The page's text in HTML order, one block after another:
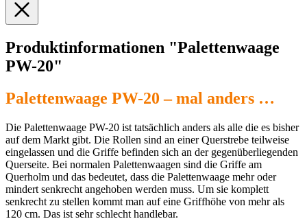
Produktinformationen "Palettenwaage
PW-20"
Palettenwaage PW-20 – mal anders …
Die Palettenwaage PW-20 ist tatsächlich anders als alle die es bisher
auf dem Markt gibt. Die Rollen sind an einer Querstrebe teilweise
eingelassen und die Griffe befinden sich an der gegenüberliegenden
Querseite. Bei normalen Palettenwaagen sind die Griffe am
Querholm und das bedeutet, dass die Palettenwaage mehr oder
mindert senkrecht angehoben werden muss. Um sie komplett
senkrecht zu stellen kommt man auf eine Griffhöhe von mehr als
120 cm. Das ist sehr schlecht handlebar.